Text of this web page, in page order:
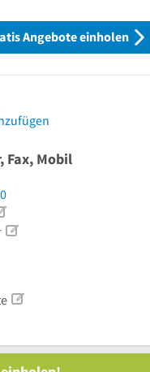
Angebote einholen
Fax, Mobil